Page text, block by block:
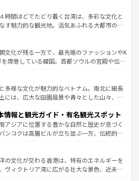
いローカルフードやハワイアンミュージッ
フラダンスなど、すべてがハワイの魅力を彩
れるたびに新しい発見と感動が待っているハ
一覧
大陸中央部にそびえるウルル（エアーズロッ
ニアの美しい原生林やケアンズの熱帯雨林な
がたくさん。また、カフェやワイン、オージ
ィビティも充実しており、サーフィンやダイ
キングなど、アウトドア好きにはたまらな
ラリアの多彩な魅力を存分に味わいつくそ
い。
時間ほどでたどり着く台湾は、多彩な文化と
す魅力的な観光地。活気あふれる大都市の台
な山岳地帯である台湾東部など、都市の喧騒
さが共存しており、訪れる人に新しい発見と
してくれる。また、奥深い台湾の食文化も魅
評判のスイーツなど、バラエティ豊かな料理
が味わえる。 なお、新着の台湾情報は コンテンツ一覧を参
。
文化が残る一方で、最先端のファッションやK
席巻している韓国。首都ソウルの宮殿や伝統
を延ばせば四季折々の自然美を楽しむことが
て、キムチや焼肉、絶品のストリートフード
まな韓国料理が待っている。夜には、韓国な
れながら、韓国の多彩な魅力を心ゆくまで味
わってみてほしい。 なお、新着の韓国情報はコンテンツ一
ほしい。
多様な文化が魅力的なベトナム。南北に細長
には、広大な田園風景や青々とした山々、世
共に伝統が息づく。ハノイの古い町並みやホ
フランス統治時代の建物も、独特の雰囲気を
る。また、バラエティの豊かさとおいしさで
やバインミー、ベトナムコーヒーなどは、ぜ
いたい。どの地域を訪れてもあたたかい人々
えてくれるので、きっと忘れられない旅にな
情報と観光ガイド・有名観光スポット
アジアに位置する豊かな自然と歴史が息づく
ンコクは高層ビルが立ち並ぶ一方、伝統的な
している。北部ではチェンマイなどの山岳地
れ合い、南部ではプーケットやクラビの美し
ゾート気分を楽しむことができる。タイ料理
の文化が交わる香港は、特有のエネルギーを
ヴィクトリア湾に広がる壮大な景色、近未来